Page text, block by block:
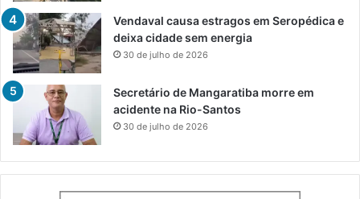
Vendaval causa estragos em Seropédica e
deixa cidade sem energia
30 de julho de 2026
Secretário de Mangaratiba morre em
acidente na Rio-Santos
30 de julho de 2026